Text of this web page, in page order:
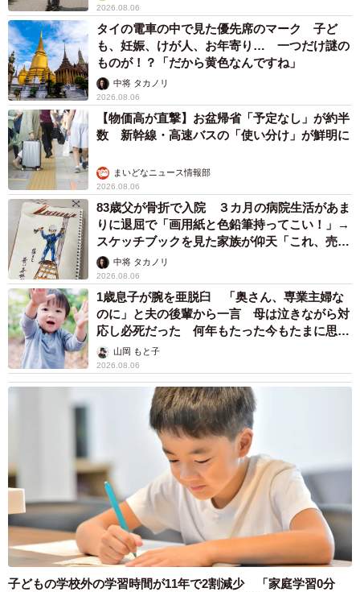
2026.08.06
タイの電車の中で見た優先席のマーク 子ど
も、妊娠、けが人、お年寄り… 一つだけ謎の
ものが！？「だから黄色なんですね」
中将 タカノリ
2026.08.06
【物価高が直撃】お盆帰省「予定なし」が約半
数 新幹線・高速バスの「使い分け」が鮮明に
まいどなニュース情報部
2026.08.06
83歳父が骨折で入院 ３カ月の病院生活があま
りに退屈で「画用紙と色鉛筆持ってこい！」→
スケッチブックを見た家族が仰天「これ、売れ
ますよ…」
中将 タカノリ
2026.08.06
1歳息子が腕を亜脱臼 「奥さん、専業主婦な
のに」と夫の後輩から一言 母は泣きながら対
応し必死だった 何年もたった今もたまに思い
出し…山岡 もと子
2026.08.06
子どもの学校外の学習時間が11年で2割減少 「家庭学習0分